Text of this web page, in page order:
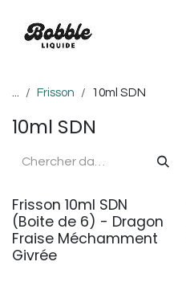
... Frisson 10ml SDN
10ml SDN
Frisson 10ml SDN
(Boite de 6) - Dragon
Fraise Méchamment
Givrée